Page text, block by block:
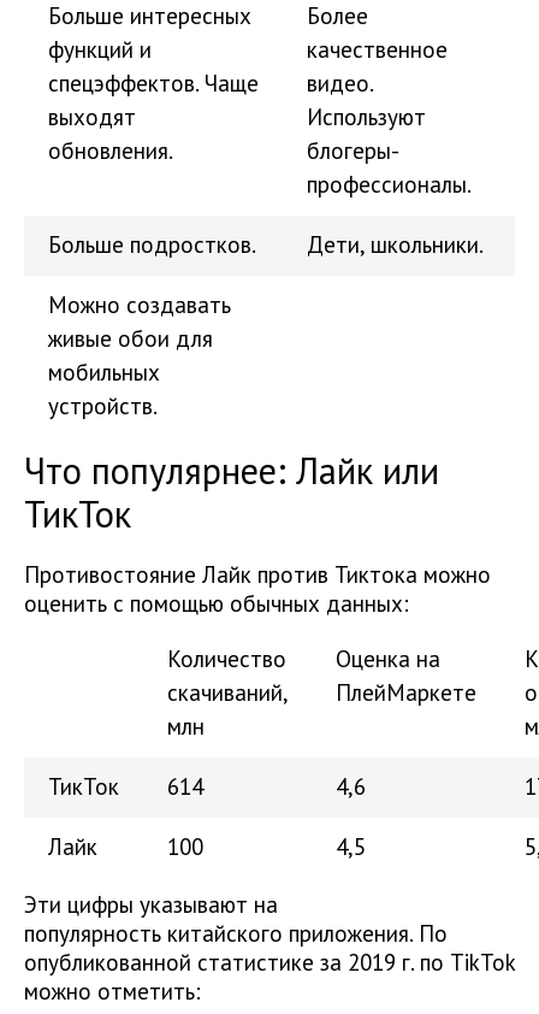
Больше интересных
функций и
спецэффектов. Чаще
выходят
обновления.
Более
качественное
видео.
Используют
блогеры-
профессионалы.
Больше подростков. Дети, школьники.
Можно создавать
живые обои для
мобильных
устройств.
Что популярнее: Лайк или
ТикТок
Противостояние Лайк против Тиктока можно
оценить с помощью обычных данных:
Количество
скачиваний,
млн
Оценка на
ПлейМаркете
ТикТок 614 4,6
Лайк 100 4,5
Эти цифры указывают на
популярность китайского приложения. По
опубликованной статистике за 2019 г. по TikTok
можно отметить: